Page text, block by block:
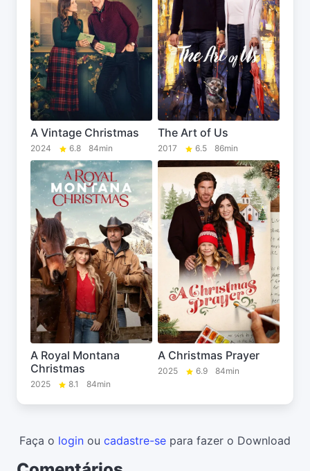
A Vintage Christmas
2024 6.8 84min
The Art of Us
2017 6.5 86min
A Royal Montana
Christmas
2025 8.1 84min
A Christmas Prayer
2025 6.9 84min
Faça o login ou cadastre-se para fazer o Download